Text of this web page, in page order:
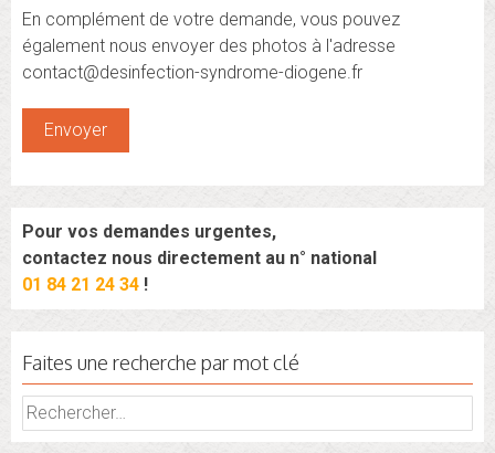
En complément de votre demande, vous pouvez
également nous envoyer des photos à l'adresse
contact@desinfection-syndrome-diogene.fr
Pour vos demandes urgentes,
contactez nous directement au n° national
01 84 21 24 34 !
Faites une recherche par mot clé
Rechercher :